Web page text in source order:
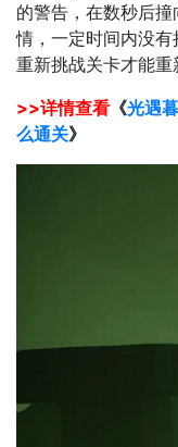
的警告，在数秒后
情，一定时间内没
重新挑战关卡才能重
>>详情查看 《光遇
么通关》